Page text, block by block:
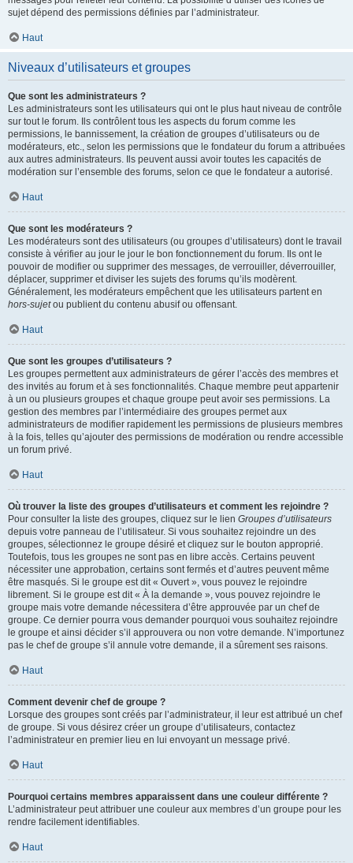
sujet dépend des permissions définies par l’administrateur.
Haut
Niveaux d’utilisateurs et groupes
Que sont les administrateurs ?
Les administrateurs sont les utilisateurs qui ont le plus haut niveau de contrôle
sur tout le forum. Ils contrôlent tous les aspects du forum comme les
permissions, le bannissement, la création de groupes d’utilisateurs ou de
modérateurs, etc., selon les permissions que le fondateur du forum a attribuées
aux autres administrateurs. Ils peuvent aussi avoir toutes les capacités de
modération sur l’ensemble des forums, selon ce que le fondateur a autorisé.
Haut
Que sont les modérateurs ?
Les modérateurs sont des utilisateurs (ou groupes d’utilisateurs) dont le travail
consiste à vérifier au jour le jour le bon fonctionnement du forum. Ils ont le
pouvoir de modifier ou supprimer des messages, de verrouiller, déverrouiller,
déplacer, supprimer et diviser les sujets des forums qu’ils modèrent.
Généralement, les modérateurs empêchent que les utilisateurs partent en
hors-sujetou publient du contenu abusif ou offensant.
Haut
Que sont les groupes d’utilisateurs ?
Les groupes permettent aux administrateurs de gérer l’accès des membres et
des invités au forum et à ses fonctionnalités. Chaque membre peut appartenir
à un ou plusieurs groupes et chaque groupe peut avoir ses permissions. La
gestion des membres par l’intermédiaire des groupes permet aux
administrateurs de modifier rapidement les permissions de plusieurs membres
à la fois, telles qu’ajouter des permissions de modération ou rendre accessible
un forum privé.
Haut
Où trouver la liste des groupes d’utilisateurs et comment les rejoindre ?
Pour consulter la liste des groupes, cliquez sur le lien Groupes d’utilisateurs
depuis votre panneau de l’utilisateur. Si vous souhaitez rejoindre un des
groupes, sélectionnez le groupe désiré et cliquez sur le bouton approprié.
Toutefois, tous les groupes ne sont pas en libre accès. Certains peuvent
nécessiter une approbation, certains sont fermés et d’autres peuvent même
être masqués. Si le groupe est dit « Ouvert », vous pouvez le rejoindre
librement. Si le groupe est dit « À la demande », vous pouvez rejoindre le
groupe mais votre demande nécessitera d’être approuvée par un chef de
groupe. Ce dernier pourra vous demander pourquoi vous souhaitez rejoindre
le groupe et ainsi décider s’il approuvera ou non votre demande. N’importunez
pas le chef de groupe s’il annule votre demande, il a sûrement ses raisons.
Haut
Comment devenir chef de groupe ?
Lorsque des groupes sont créés par l’administrateur, il leur est attribué un chef
de groupe. Si vous désirez créer un groupe d’utilisateurs, contactez
l’administrateur en premier lieu en lui envoyant un message privé.
Haut
Pourquoi certains membres apparaissent dans une couleur différente ?
L’administrateur peut attribuer une couleur aux membres d’un groupe pour les
rendre facilement identifiables.
Haut